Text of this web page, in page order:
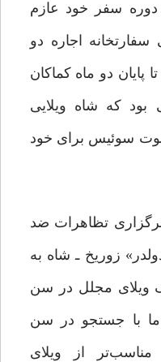
دوره‌ سفر خود عازم
اجاره دو
پایان دو ماه کماکان
که شاه ویلایی
سوئیس برای خود
ـ بعد از برگزاری تظاهرات ضد
زوریخ ـ شاه به
ویلای مجلل در سن
ما با جستجو در سن
مناسب‌تر از ویلای